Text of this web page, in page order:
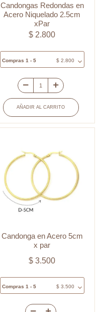
Candongas Redondas en
Acero Niquelado 2.5cm
xPar
$ 2.800
Compras 1 - 5 $2.800
Candongas
Redondas
en
Acero
2.5cm
xPar
cantidad
AÑADIR AL CARRITO
Candonga en Acero 5cm
x par
$ 3.500
Compras 1 - 5 $3.500